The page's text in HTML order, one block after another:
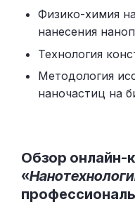
Физико-химия
нанесения
Технология
Методология
наночастиц на
Обзор онлайн-
«